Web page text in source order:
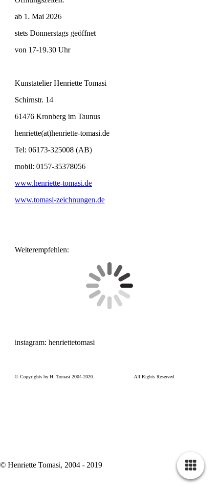
ab 1. Mai 2026
stets Donnerstags geöffnet
von 17-19.30 Uhr
Kunstatelier Henriette Tomasi
Schirnstr. 14
61476 Kronberg im Taunus
henriette(at)henriette-tomasi.de
Tel: 06173-325008 (AB)
mobil: 0157-35378056
www.henriette-tomasi.de
www.tomasi-zeichnungen.de
Weiterempfehlen:
instagram: henriettetomasi
© Copyrights by H. Tomasi 2004-2020. All Rights Reserved
© Henriette Tomasi, 2004 - 2019